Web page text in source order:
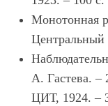
Монотонная
Центральный
А. Гастева.
ЦИТ, 1924. –